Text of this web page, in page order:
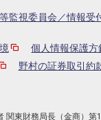
監視委員会／情報受
個人情報保護方
野村の証券取引約
関東財務局長（金商）第